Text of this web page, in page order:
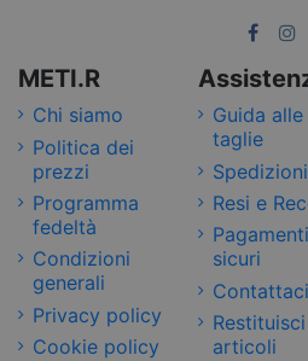
METI.R
Chi siamo
Politica dei
prezzi
Programma
fedeltà
Condizioni
generali
Privacy policy
Cookie policy
Guida alle
taglie
Spedizioni
Resi e
Pagamenti
sicuri
Contattaci
Restituisci
articoli